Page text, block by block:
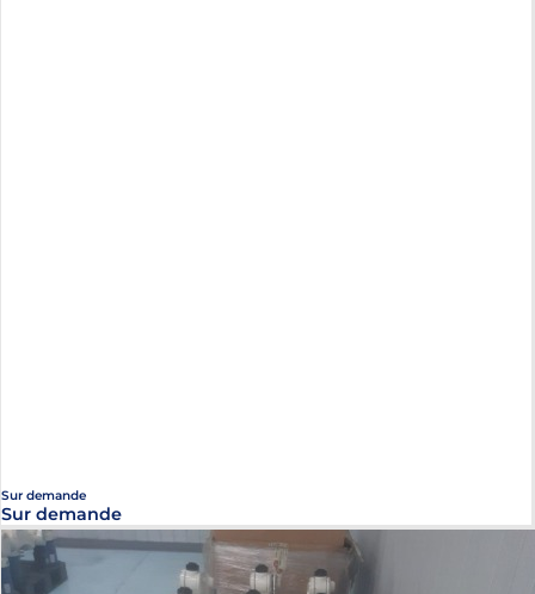
Sur demande
Sur demande